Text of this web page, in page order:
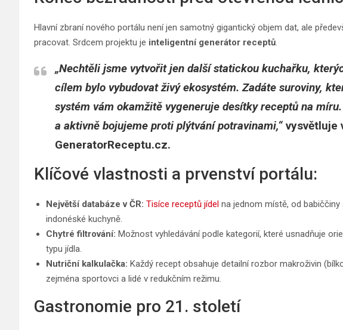
Hlavní zbraní nového portálu není jen samotný gigantický objem dat, ale
pracovat. Srdcem projektu je inteligentní generátor receptů.
„Nechtěli jsme vytvořit jen další statickou kuchařku,
cílem bylo vybudovat živý ekosystém. Zadáte suroviny,
systém vám okamžitě vygeneruje desítky receptů na
a aktivně bojujeme proti plýtvání potravinami,“ vysvětluje
GeneratorReceptu.cz.
Klíčové vlastnosti a prvenství portálu:
Největší databáze v ČR: Tisíce receptů jídel na jednom místě, od
indonéské kuchyně.
Chytré filtrování: Možnost vyhledávání podle kategorií, které usnadňuje
typu jídla.
Nutriční kalkulačka: Každý recept obsahuje detailní rozbor makroživin
zejména sportovci a lidé v redukčním režimu.
Gastronomie pro 21. století